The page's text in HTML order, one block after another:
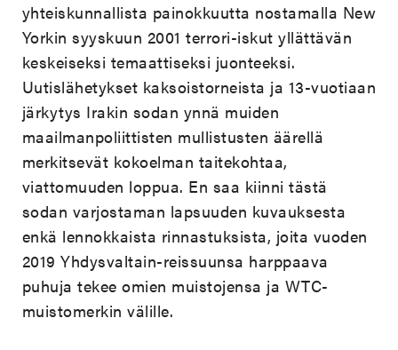
yhteiskunnallista painokkuutta nostamalla New
Yorkin syyskuun 2001 terrori-iskut yllättävän
keskeiseksi temaattiseksi juonteeksi.
Uutislähetykset kaksoistorneista ja 13-vuotiaan
järkytys Irakin sodan ynnä muiden
maailmanpoliittisten mullistusten äärellä
merkitsevät kokoelman taitekohtaa,
viattomuuden loppua. En saa kiinni tästä
sodan varjostaman lapsuuden kuvauksesta
enkä lennokkaista rinnastuksista, joita vuoden
2019 Yhdysvaltain-reissuunsa harppaava
puhuja tekee omien muistojensa ja WTC-
muistomerkin välille.